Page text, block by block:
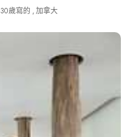
30歲寫的 加拿大